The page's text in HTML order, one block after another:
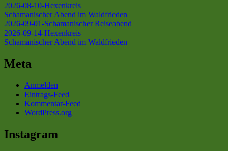
2026-08-10-Hexenkreis
Schamanischer Abend im Waldfrieden
2026-09-01-Schamanischer Reiseabend
2026-09-14-Hexenkreis
Schamanischer Abend im Waldfrieden
Meta
Anmelden
Eintrags-Feed
Kommentar-Feed
WordPress.org
Instagram